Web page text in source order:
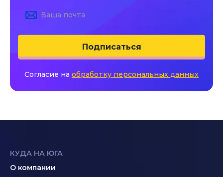
Подписаться
Согласие на обработку персональных данных
КУДА НА ЮГА
О компании